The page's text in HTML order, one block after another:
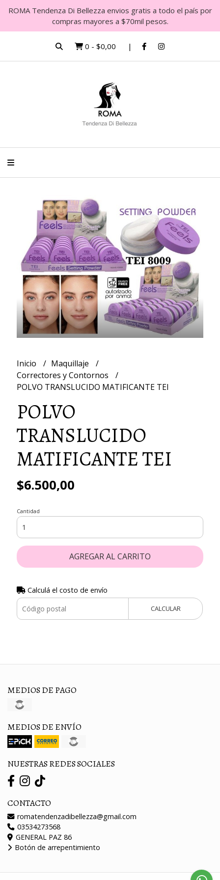
ROMA Tendenza Di Bellezza envios gratis a todo el país por
compras mayores a $70mil pesos.
0 - $0,00
Inicio
Maquillaje
Correctores y Contornos
POLVO TRANSLUCIDO MATIFICANTE TEI
POLVO
TRANSLUCIDO
MATIFICANTE TEI
$6.500,00
Cantidad
AGREGAR AL CARRITO
Calculá el costo de envío
CALCULAR
MEDIOS DE PAGO
MEDIOS DE ENVÍO
NUESTRAS REDES SOCIALES
CONTACTO
romatendenzadibellezza@gmail.com
03534273568
GENERAL PAZ 86
Botón de arrepentimiento